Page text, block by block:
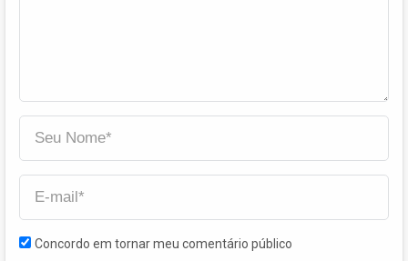
Concordo em tornar meu comentário público